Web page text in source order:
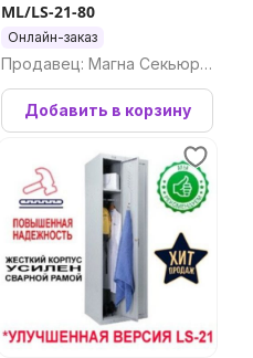
ML/LS-21-80
Онлайн-заказ
Продавец: Магна Секьюри
ти ООО
Добавить в корзину